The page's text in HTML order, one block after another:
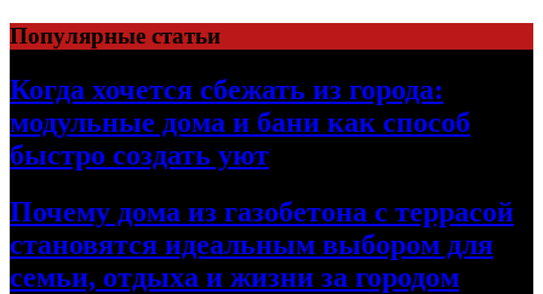
Перейти
к
содержимому
Популярные статьи
Когда хочется сбежать из города:
модульные дома и бани как способ
быстро создать уют
Почему дома из газобетона с террасой
становятся идеальным выбором для
семьи, отдыха и жизни за городом